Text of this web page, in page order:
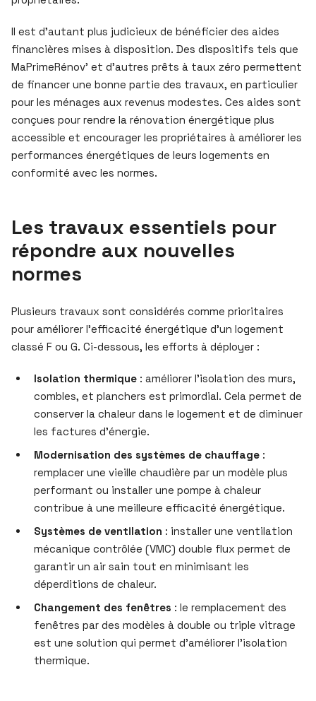
Il est d’autant plus judicieux de bénéficier des aides
financières mises à disposition. Des dispositifs tels que
MaPrimeRénov’ et d’autres prêts à taux zéro permettent
de financer une bonne partie des travaux, en particulier
pour les ménages aux revenus modestes. Ces aides sont
conçues pour rendre la rénovation énergétique plus
accessible et encourager les propriétaires à améliorer les
performances énergétiques de leurs logements en
conformité avec les normes.
Les travaux essentiels pour
répondre aux nouvelles
normes
Plusieurs travaux sont considérés comme prioritaires
pour améliorer l’efficacité énergétique d’un logement
classé F ou G. Ci-dessous, les efforts à déployer :
Isolation thermique : améliorer l’isolation des murs,
combles, et planchers est primordial. Cela permet de
conserver la chaleur dans le logement et de diminuer
les factures d’énergie.
Modernisation des systèmes de chauffage :
remplacer une vieille chaudière par un modèle plus
performant ou installer une pompe à chaleur
contribue à une meilleure efficacité énergétique.
Systèmes de ventilation : installer une ventilation
mécanique contrôlée (VMC) double flux permet de
garantir un air sain tout en minimisant les
déperditions de chaleur.
Changement des fenêtres : le remplacement des
fenêtres par des modèles à double ou triple vitrage
est une solution qui permet d’améliorer l’isolation
thermique.